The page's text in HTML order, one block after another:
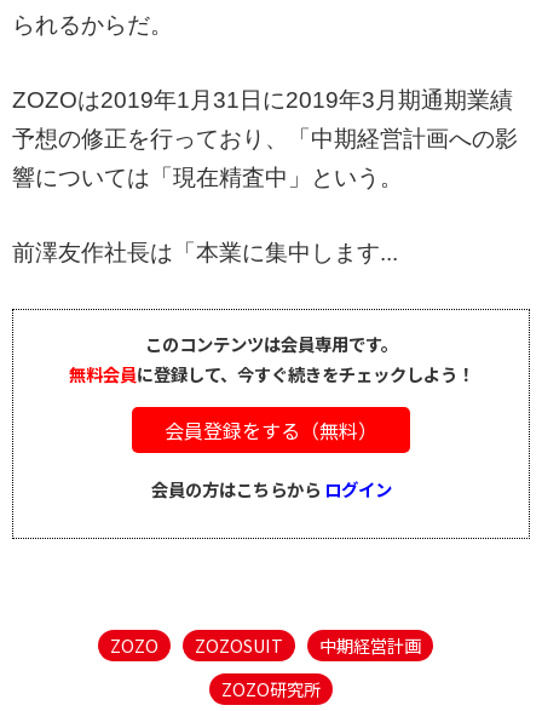
られるからだ。
ZOZOは2019年1月31日に2019年3月期通期業績
予想の修正を行っており、「中期経営計画への影
響については「現在精査中」という。
前澤友作社長は「本業に集中します...
このコンテンツは会員専用です。
無料会員に登録して、今すぐ続きをチェックしよう！
会員登録をする（無料）
会員の方はこちらから ログイン
ZOZO ZOZOSUIT
中期経営計画
ZOZO研究所